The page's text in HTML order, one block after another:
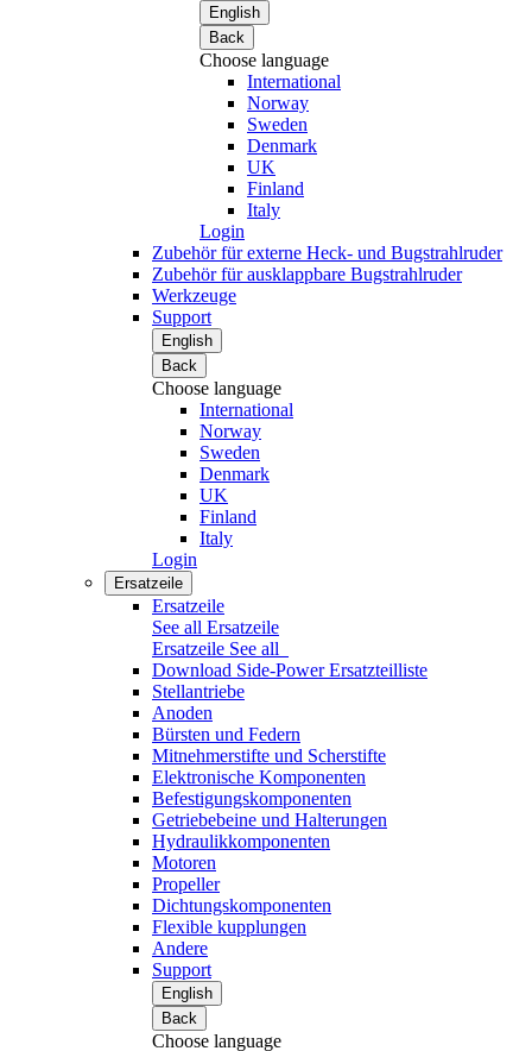
English
Back
Choose language
International
Norway
Sweden
Denmark
UK
Finland
Italy
Login
Zubehör für externe Heck- und Bugstrahlruder
Zubehör für ausklappbare Bugstrahlruder
Werkzeuge
Support
English
Back
Choose language
International
Norway
Sweden
Denmark
UK
Finland
Italy
Login
Ersatzeile
Ersatzeile
See all Ersatzeile
Ersatzeile See all
Download Side-Power Ersatzteilliste
Stellantriebe
Anoden
Bürsten und Federn
Mitnehmerstifte und Scherstifte
Elektronische Komponenten
Befestigungskomponenten
Getriebebeine und Halterungen
Hydraulikkomponenten
Motoren
Propeller
Dichtungskomponenten
Flexible kupplungen
Andere
Support
English
Back
Choose language